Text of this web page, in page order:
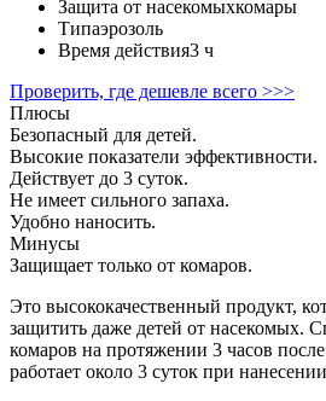
Защита от насекомыхкомары
Типаэрозоль
Время действия3 ч
Проверить, где дешевле всего >>>
Плюсы
Безопасный для детей.
Высокие показатели эффективности.
Действует до 3 суток.
Не имеет сильного запаха.
Удобно наносить.
Минусы
Защищает только от комаров.
Это высококачественный продукт,
защитить даже детей от насекомых.
комаров на протяжении 3 часов
работает около 3 суток при